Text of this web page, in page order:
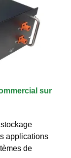
sur
applications
de